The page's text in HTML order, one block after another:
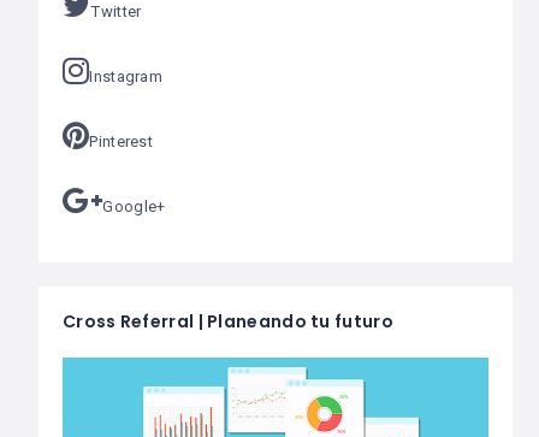
Twitter
Instagram
Pinterest
Google+
Cross Referral | Planeando tu futuro